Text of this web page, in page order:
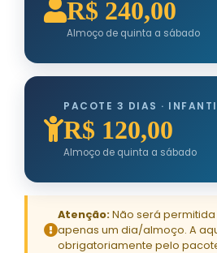
R$ 240,00
Almoço de quinta a sábado
PACOTE 3 DIAS ·
R$ 120,00
Almoço de quinta a sábado
Atenção:Não será
apenas um dia/almoço. A
obrigatoriamente pelo